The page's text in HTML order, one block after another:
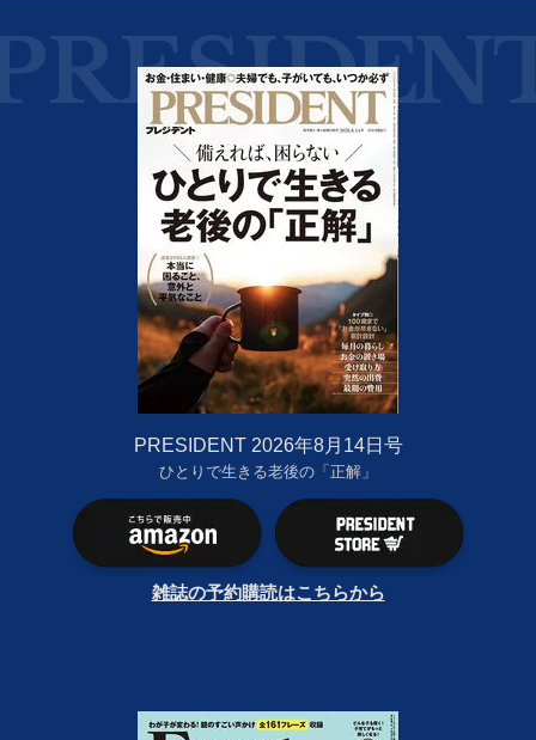
PRESIDENT 2026年8月14日号
ひとりで生きる老後の「正解」
雑誌の予約購読はこちらから